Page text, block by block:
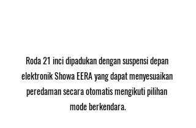
Roda 21 inci dipadukan dengan suspensi depan
elektronik Showa EERA yang dapat menyesuaikan
peredaman secara otomatis mengikuti pilihan
mode berkendara.